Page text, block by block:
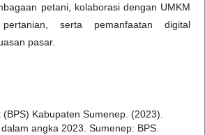
petani, kolaborasi dengan UMKM
serta pemanfaatan digital
pasar.
Kabupaten Sumenep. (2023).
angka 2023. Sumenep: BPS.